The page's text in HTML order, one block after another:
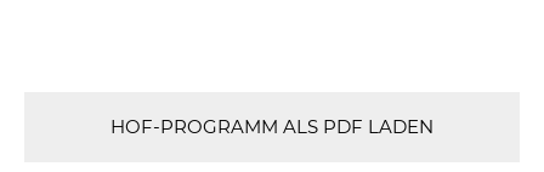
HOF-PROGRAMM ALS PDF LADEN